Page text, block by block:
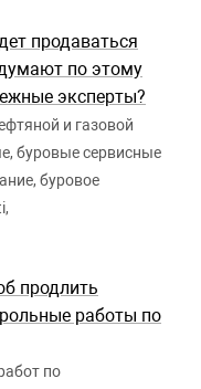
продаваться
по этому
эксперты?
и газовой
буровые сервисные
буровое
продлить
работы по
по